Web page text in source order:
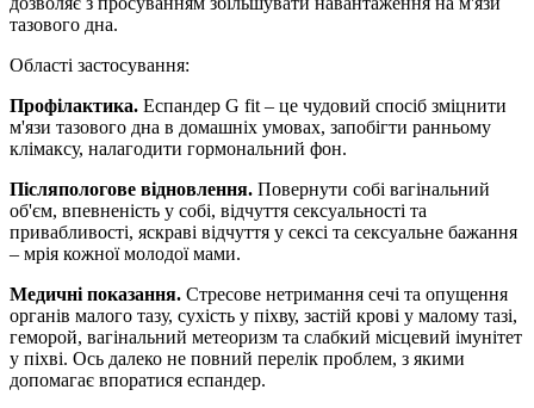
тазового дна.
Області застосування:
Профілактика. Еспандер G fit – це чудовий спосіб зміцнити
м'язи тазового дна в домашніх умовах, запобігти ранньому
клімаксу, налагодити гормональний фон.
Післяпологове відновлення. Повернути собі вагінальний
об'єм, впевненість у собі, відчуття сексуальності та
привабливості, яскраві відчуття у сексі та сексуальне бажання
– мрія кожної молодої мами.
Медичні показання. Стресове нетримання сечі та опущення
органів малого тазу, сухість у піхву, застій крові у малому тазі,
геморой, вагінальний метеоризм та слабкий місцевий імунітет
у піхві. Ось далеко не повний перелік проблем, з якими
допомагає впоратися еспандер.